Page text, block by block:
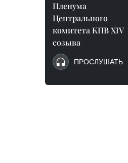
Пленума
Центрального
комитета КПВ XIV
созыва
ПРОСЛУШАТЬ